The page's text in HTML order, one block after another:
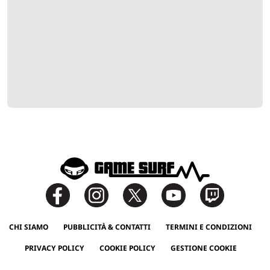
CHI SIAMO PUBBLICITÀ & CONTATTI TERMINI E CONDIZIONI
PRIVACY POLICY COOKIE POLICY GESTIONE COOKIE